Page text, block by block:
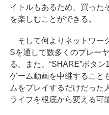
イトルもあるため、買った
を楽しむことができる。
そして何よりネットワー
Sを通して数多くのプレー
る。また、“SHARE”ボタ
ゲーム動画を中継すること
ムをプレイするだけだった
ライフを根底から変える可